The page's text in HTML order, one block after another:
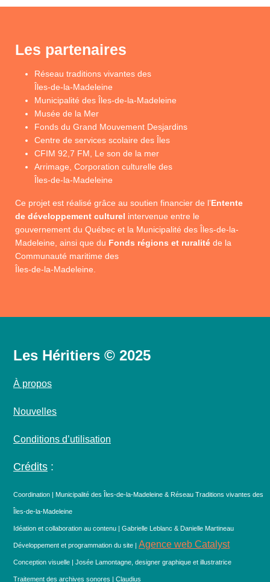
Les partenaires
Réseau traditions vivantes des
Îles-de-la-Madeleine
Municipalité des Îles-de-la-Madeleine
Musée de la Mer
Fonds du Grand Mouvement Desjardins
Centre de services scolaire des Îles
CFIM 92,7 FM, Le son de la mer
Arrimage, Corporation culturelle des
Îles-de-la-Madeleine
Ce projet est réalisé grâce au soutien financier de l’Entente
de développement culturel intervenue entre le
gouvernement du Québec et la Municipalité des Îles-de-la-
Madeleine, ainsi que du Fonds régions et ruralité de la
Communauté maritime des
Îles-de-la-Madeleine.
Les Héritiers © 2025
À propos
Nouvelles
Conditions d’utilisation
Crédits :
Coordination | Municipalité des Îles-de-la-Madeleine & Réseau Traditions vivantes des
Îles-de-la-Madeleine
Idéation et collaboration au contenu | Gabrielle Leblanc & Danielle Martineau
Développement et programmation du site | Agence web Catalyst
Conception visuelle | Josée Lamontagne, designer graphique et illustratrice
Traitement des archives sonores | Claudius